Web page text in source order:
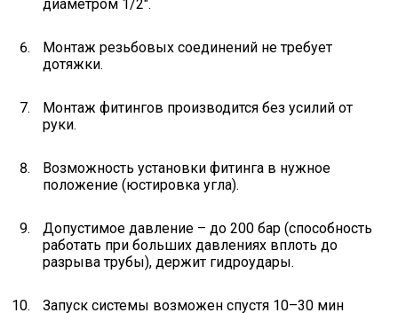
диаметром 1/2".
Монтаж резьбовых соединений не требует
дотяжки.
Монтаж фитингов производится без усилий от
руки.
Возможность установки фитинга в нужное
положение (юстировка угла).
Допустимое давление – до 200 бар (способность
работать при больших давлениях вплоть до
разрыва трубы), держит гидроудары.
Запуск системы возможен спустя 10–30 мин